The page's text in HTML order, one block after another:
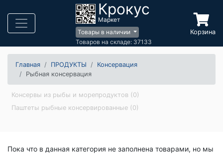
Крокус
Маркет
Товары в наличии
Товаров на складе: 37133
Корзина
Главная ПРОДУКТЫ
Консервация
Рыбная консервация
Консервы из рыбы и морепродуктов (0)
Паштеты рыбные консервированные (0)
Пока что в данная категория не заполнена товарами, но мы